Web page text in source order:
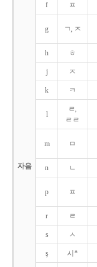
자음
f ㅍ
g ㄱ, ㅈ
h ㅎ
j ㅈ
k ㅋ
l
ㄹ,
ㄹㄹ
m ㅁ
n ㄴ
p ㅍ
r ㄹ
s ㅅ
ş 시*